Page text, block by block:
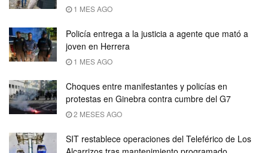
1 MES AGO
Policía entrega a la justicia a agente que mató a
joven en Herrera
1 MES AGO
Choques entre manifestantes y policías en
protestas en Ginebra contra cumbre del G7
2 MESES AGO
SIT restablece operaciones del Teleférico de Los